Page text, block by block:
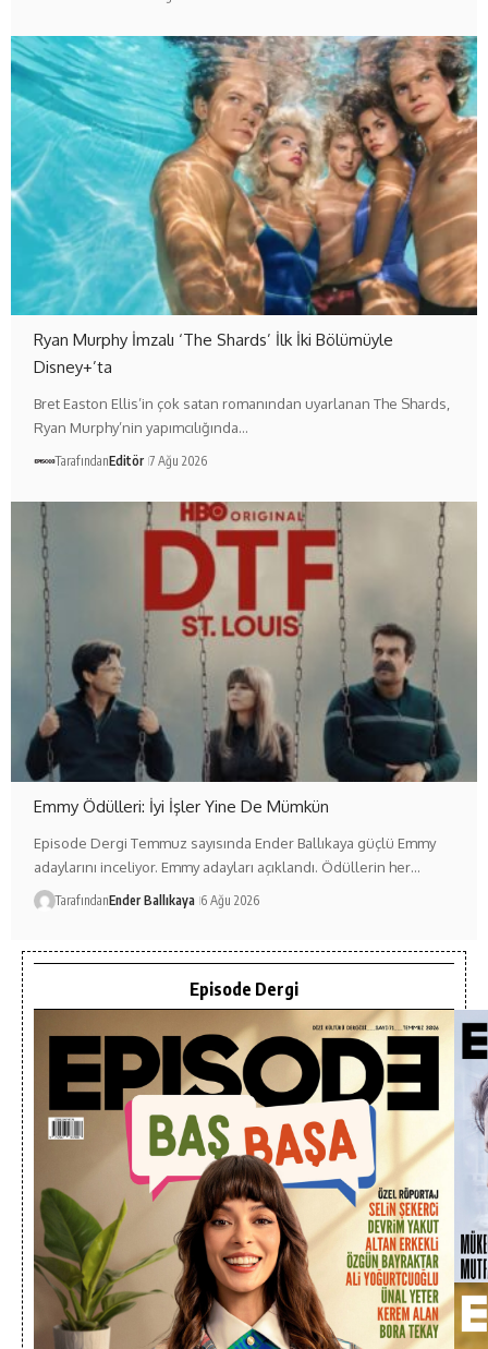
Ryan Murphy İmzalı ‘The Shards’ İlk İki Bölümüyle
Disney+’ta
Bret Easton Ellis’in çok satan romanından uyarlanan The Shards,
Ryan Murphy’nin yapımcılığında…
TarafındanEditör 7 Ağu 2026
Emmy Ödülleri: İyi İşler Yine De Mümkün
Episode Dergi Temmuz sayısında Ender Ballıkaya güçlü Emmy
adaylarını inceliyor. Emmy adayları açıklandı. Ödüllerin her…
TarafındanEnder Ballıkaya 6 Ağu 2026
Episode Dergi